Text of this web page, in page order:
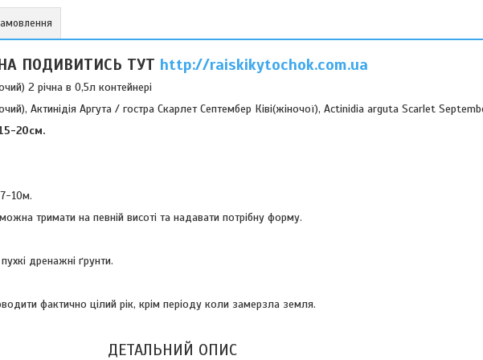
ПОДИВИТИСЬ ТУТ http://raiskikytochok.com.ua
2 річна в 0,5л контейнері
Актинідія Аргута / гостра Скарлет Септембер Ківі(жіночої), Actinidia arguta Scarlet
20см.
10м.
тримати на певній висоті та надавати потрібну форму.
дренажні ґрунти.
фактично цілий рік, крім періоду коли замерзла земля.
ДЕТАЛЬНИЙ ОПИС